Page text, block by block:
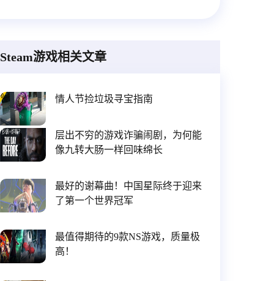
Steam游戏相关文章
情人节捡垃圾寻宝指南
层出不穷的游戏诈骗闹剧，为何能
像九转大肠一样回味绵长
最好的谢幕曲！中国星际终于迎来
了第一个世界冠军
最值得期待的9款NS游戏，质量极
高！